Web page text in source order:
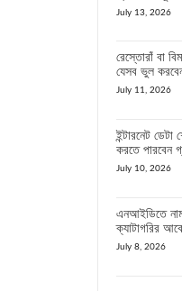
July 13, 2026
রেস্তোরাঁ বা
যেসব ভুল
July 11, 2026
ইন্টারনেট
করতে পারবেন
July 10, 2026
এনআইডিতে
ক্যাটাগরির
July 8, 2026